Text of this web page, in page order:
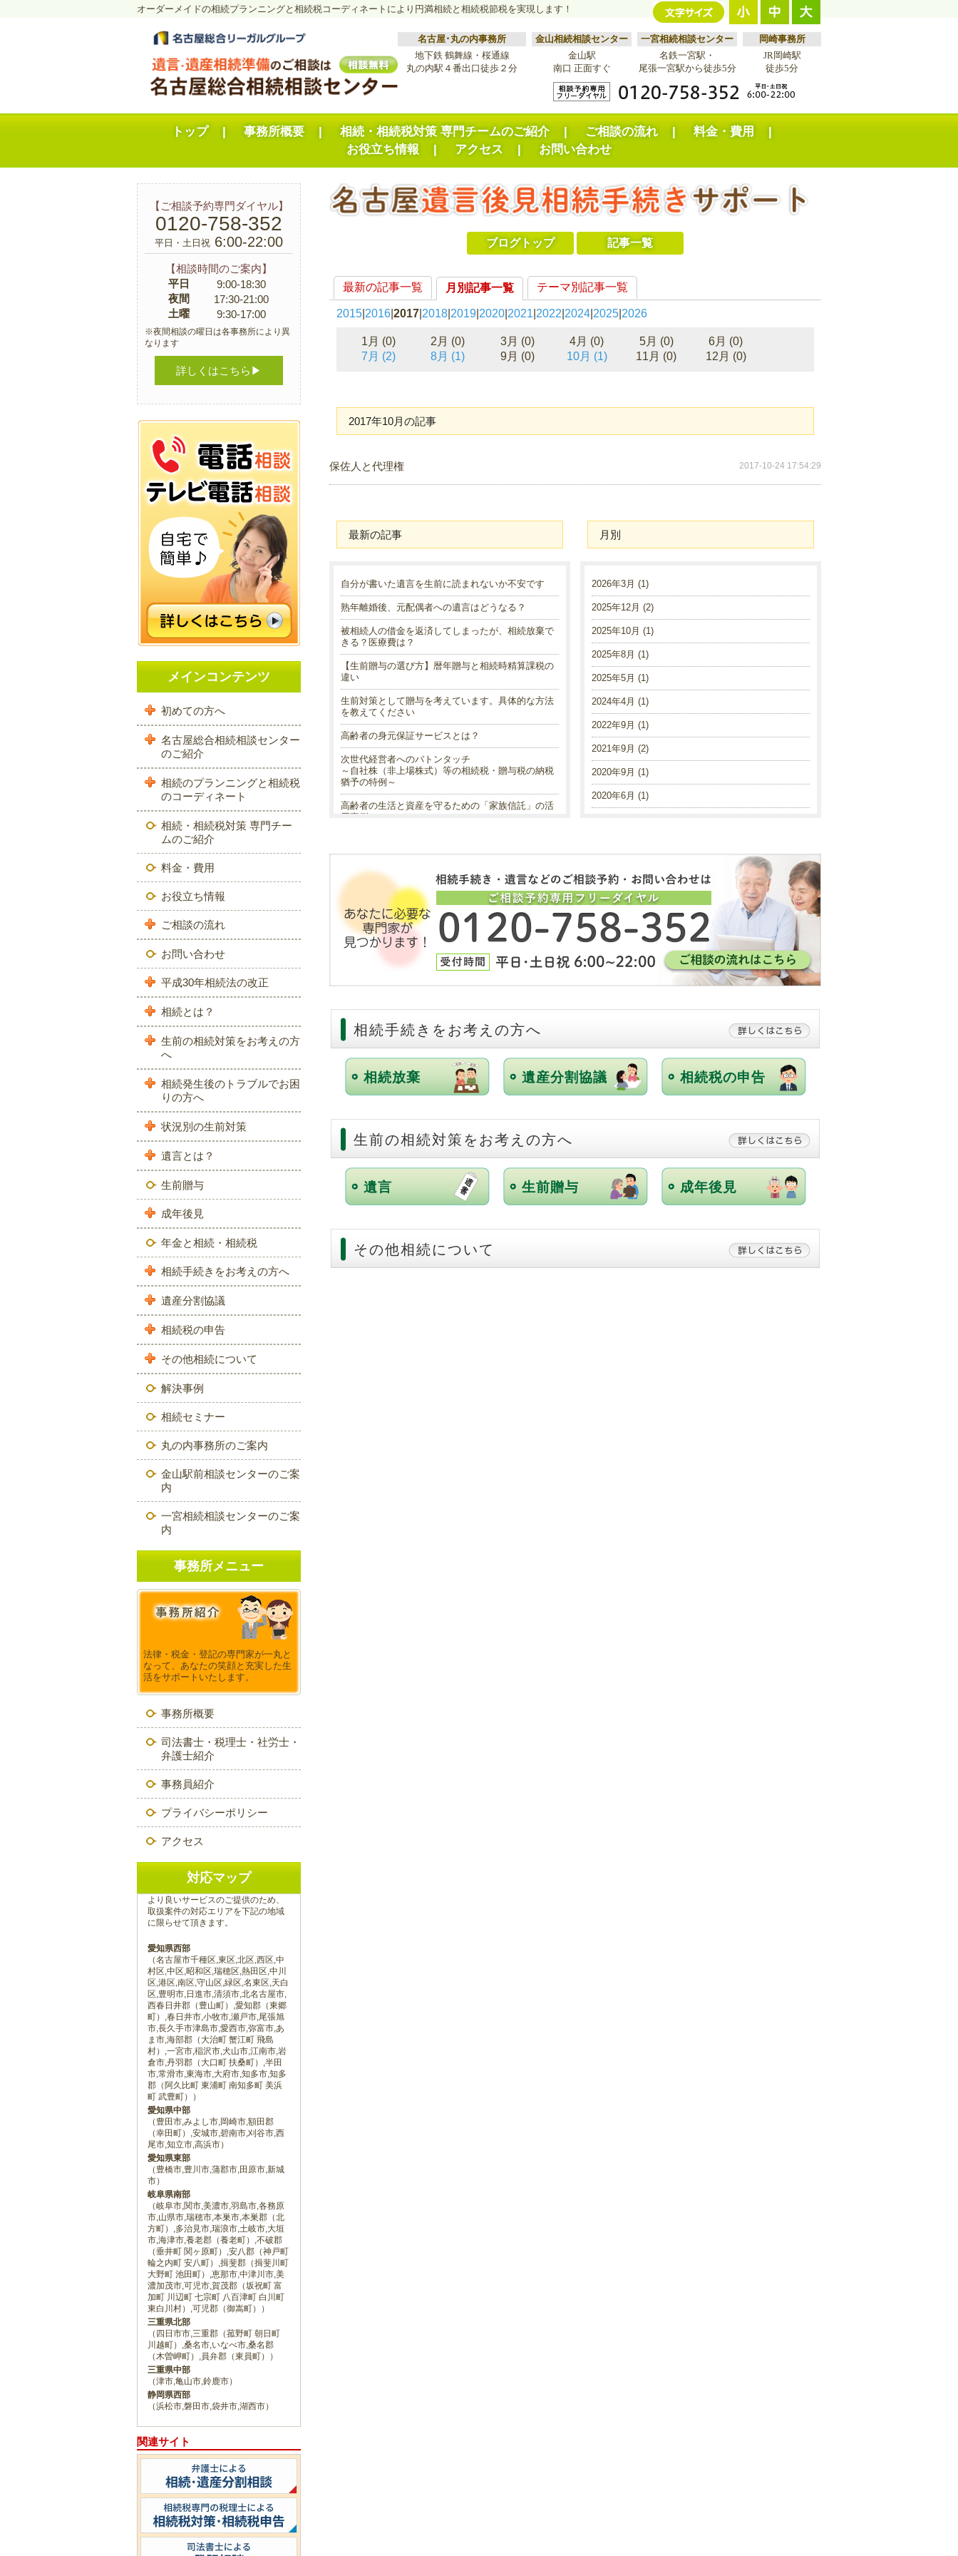
オーダーメイドの相続プランニングと相続税コーディネートにより円満相続と相続税節税を実現します！
名古屋･丸の内事務所
地下鉄 鶴舞線・桜通線
丸の内駅４番出口徒歩２分
金山相続相談センター
金山駅
南口 正面すぐ
一宮相続相談センター
名鉄一宮駅・
尾張一宮駅から徒歩5分
岡崎事務所
JR岡崎駅
徒歩5分
トップ 事務所概要 相続・相続税対策 専門チームのご紹介 ご相談の流れ
料金・費用
お役立ち情報
アクセス お問い合わせ
ブログトップ 記事一覧
最新の記事一覧 月別記事一覧 テーマ別記事一覧
2015 2016 2017 2018 2019 2020 2021 2022 2024 2025 2026
1月 (0) 2月 (0) 3月 (0) 4月 (0) 5月 (0)
6月 (0)
7月 (2)
8月 (1) 9月 (0) 10月 (1) 11月 (0) 12月 (0)
2017年10月の記事
2017-10-24 17:54:29
保佐人と代理権
最新の記事
自分が書いた遺言を生前に読まれないか不安です
熟年離婚後、元配偶者への遺言はどうなる？
被相続人の借金を返済してしまったが、相続放棄で
きる？医療費は？
【生前贈与の選び方】暦年贈与と相続時精算課税の
違い
生前対策として贈与を考えています。具体的な方法
を教えてください
高齢者の身元保証サービスとは？
次世代経営者へのバトンタッチ
～自社株（非上場株式）等の相続税・贈与税の納税
猶予の特例～
高齢者の生活と資産を守るための「家族信託」の活
用事例
生命保険金の非課税枠
生前贈与～子や孫へ財産を引き継がせる方法
遺言信託とその公示
遺留分制度の改正により、遺留分及び遺留分侵害額
おしどり夫婦贈与（贈与税の配偶者控除）
住宅取得資金等の非課税の特例
秘密証書遺言書
配偶者なき後問題
か？
月別
2026年3月 (1)
2025年12月 (2)
2025年10月 (1)
2025年8月 (1)
2025年5月 (1)
2024年4月 (1)
2022年9月 (1)
2021年9月 (2)
2020年9月 (1)
2020年6月 (1)
2019年7月 (2)
2019年5月 (2)
2018年12月 (1)
2018年11月 (1)
2018年9月 (1)
2018年8月 (1)
2018年5月 (2)
2017年8月 (1)
2017年7月 (2)
2016年3月 (1)
相続手続きをお考えの方へ
相続放棄 遺産分割協議 相続税の申告
生前の相続対策をお考えの方へ
遺言 生前贈与 成年後見
その他相続について
【ご相談予約専門ダイヤル】
0120-758-352
平日・土日祝 6:00-22:00
【相談時間のご案内】
平日
9:00-18:30
夜間
17:30-21:00
土曜
9:30-17:00
※夜間相談の曜日は各事務所により異
なります
詳しくはこちら▶
メインコンテンツ
初めての方へ
名古屋総合相続相談センター
のご紹介
相続のプランニングと相続税
のコーディネート
相続・相続税対策 専門チー
ムのご紹介
料金・費用
お役立ち情報
ご相談の流れ
お問い合わせ
平成30年相続法の改正
相続とは？
生前の相続対策をお考えの方
へ
相続発生後のトラブルでお困
りの方へ
状況別の生前対策
遺言とは？
生前贈与
成年後見
年金と相続・相続税
相続手続きをお考えの方へ
遺産分割協議
相続税の申告
その他相続について
解決事例
相続セミナー
丸の内事務所のご案内
金山駅前相談センターのご案
内
一宮相続相談センターのご案
内
事務所メニュー
法律・税金・登記の専門家が一丸と
なって、あなたの笑顔と充実した生
活をサポートいたします。
事務所概要
司法書士・税理士・社労士・
弁護士紹介
事務員紹介
プライバシーポリシー
アクセス
対応マップ
より良いサービスのご提供のため、
取扱案件の対応エリアを下記の地域
に限らせて頂きます。
愛知県西部
（名古屋市千種区,東区,北区,西区,中
村区,中区,昭和区,瑞穂区,熱田区,中川
区,港区,南区,守山区,緑区,名東区,天白
区,豊明市,日進市,清須市,北名古屋市,
西春日井郡（豊山町）,愛知郡（東郷
町）,春日井市,小牧市,瀬戸市,尾張旭
市,長久手市津島市,愛西市,弥富市,あ
ま市,海部郡（大治町 蟹江町 飛島
村）,一宮市,稲沢市,犬山市,江南市,岩
倉市,丹羽郡（大口町 扶桑町）,半田
市,常滑市,東海市,大府市,知多市,知多
郡（阿久比町 東浦町 南知多町 美浜
町 武豊町））
愛知県中部
（豊田市,みよし市,岡崎市,額田郡
（幸田町）,安城市,碧南市,刈谷市,西
尾市,知立市,高浜市）
愛知県東部
（豊橋市,豊川市,蒲郡市,田原市,新城
市）
岐阜県南部
（岐阜市,関市,美濃市,羽島市,各務原
市,山県市,瑞穂市,本巣市,本巣郡（北
方町）,多治見市,瑞浪市,土岐市,大垣
市,海津市,養老郡（養老町）,不破郡
（垂井町 関ヶ原町）,安八郡（神戸町
輪之内町 安八町）,揖斐郡（揖斐川町
大野町 池田町）,恵那市,中津川市,美
濃加茂市,可児市,賀茂郡（坂祝町 富
加町 川辺町 七宗町 八百津町 白川町
東白川村）,可児郡（御嵩町））
三重県北部
（四日市市,三重郡（菰野町 朝日町
川越町）,桑名市,いなべ市,桑名郡
（木曽岬町）,員弁郡（東員町））
三重県中部
（津市,亀山市,鈴鹿市）
静岡県西部
（浜松市,磐田市,袋井市,湖西市）
関連サイト